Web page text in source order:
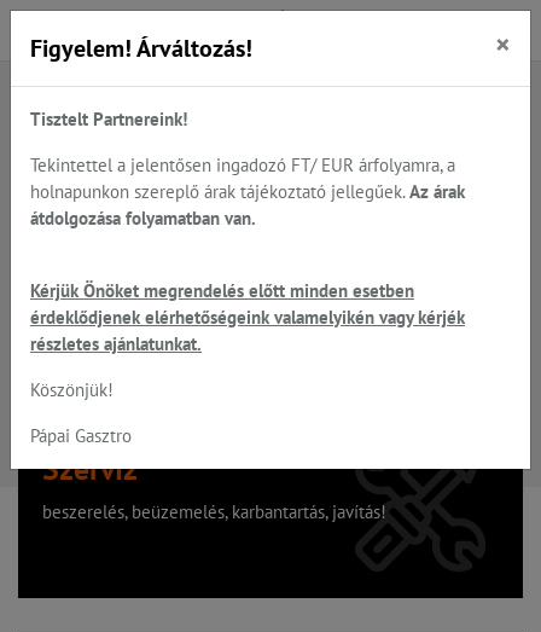
A keresett oldal nem található
Hiba, a keresett oldal nem található!
Szervíz
beszerelés, beüzemelés, karbantartás, javítás!
Figyelem! Árváltozás! ×
Tisztelt Partnereink!
Tekintettel a jelentősen ingadozó FT/ EUR árfolyamra, a
holnapunkon szereplő árak tájékoztató jellegűek. Az árak
átdolgozása folyamatban van.
Kérjük Önöket megrendelés előtt minden esetben
érdeklődjenek elérhetőségeink valamelyikén vagy kérjék
részletes ajánlatunkat.
Köszönjük!
Pápai Gasztro